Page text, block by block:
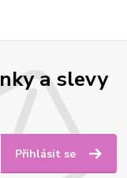
a slevy
Přihlásit se